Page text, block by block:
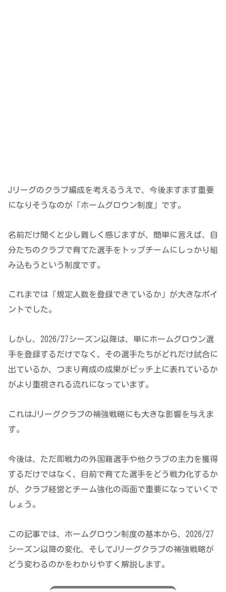
Jリーグのクラブ編成を考えるうえで、今後ますます重要
になりそうなのが「ホームグロウン制度」です。
名前だけ聞くと少し難しく感じますが、簡単に言えば、自
分たちのクラブで育てた選手をトップチームにしっかり組
み込もうという制度です。
これまでは「規定人数を登録できているか」が大きなポイ
ントでした。
しかし、2026/27シーズン以降は、単にホームグロウン選
手を登録するだけでなく、その選手たちがどれだけ試合に
出ているか、つまり育成の成果がピッチ上に表れているか
がより重視される流れになっています。
これはJリーグクラブの補強戦略にも大きな影響を与えま
す。
今後は、ただ即戦力の外国籍選手や他クラブの主力を獲得
するだけではなく、自前で育てた選手をどう戦力化するか
が、クラブ経営とチーム強化の両面で重要になっていくで
しょう。
この記事では、ホームグロウン制度の基本から、2026/27
シーズン以降の変化、そしてJリーグクラブの補強戦略が
どう変わるのかをわかりやすく解説します。